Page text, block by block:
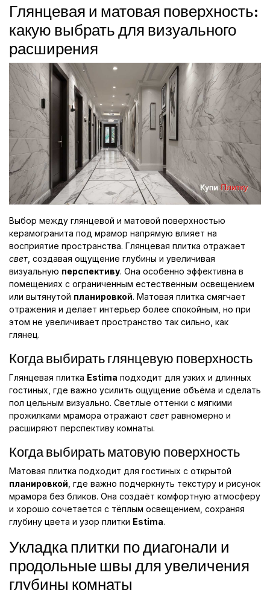
Глянцевая и матовая поверхность:
какую выбрать для визуального
расширения
Выбор между глянцевой и матовой поверхностью
керамогранита под мрамор напрямую влияет на
восприятие пространства. Глянцевая плитка отражает
свет , создавая ощущение глубины и увеличивая
визуальную перспективу. Она особенно эффективна в
помещениях с ограниченным естественным освещением
или вытянутой планировкой. Матовая плитка смягчает
отражения и делает интерьер более спокойным, но при
этом не увеличивает пространство так сильно, как
глянец.
Когда выбирать глянцевую поверхность
Глянцевая плитка Estima подходит для узких и длинных
гостиных, где важно усилить ощущение объёма и сделать
пол цельным визуально. Светлые оттенки с мягкими
прожилками мрамора отражают свет равномерно и
расширяют перспективу комнаты.
Когда выбирать матовую поверхность
Матовая плитка подходит для гостиных с открытой
планировкой , где важно подчеркнуть текстуру и рисунок
мрамора без бликов. Она создаёт комфортную атмосферу
и хорошо сочетается с тёплым освещением, сохраняя
глубину цвета и узор плитки Estima.
Укладка плитки по диагонали и
продольные швы для увеличения
глубины комнаты